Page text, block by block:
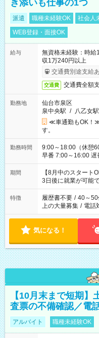
き添いも仕事の1つ
派遣 職種未経験OK 社会人
WEB登録・面接OK
給与
無資格未経験：時
収1万240円以上
交通費別途支給
交通費 交通費全額
勤務地
仙台市泉区
泉中央駅 / 八乙女駅
≪車通勤もOK！≫
す。
勤務時間
9:00～18:00（休憩60分） ■ご希望があれば下記シ
早番 7:00～16:00 遅番
と休みを合わせたい
「できれば残業は
ね。 ※Wワーク希望の方へ 今ご覧のお仕事で希望する勤務時間
と、もう1つのお仕
合は応募できません
期間
【8月中のスター
3日後に就業が可能
特徴 履歴書不要 / 40～50
上の大量募集 / 電話
気になる！
【10月末まで短期】
査票の不備確認／電
アルバイト 職種未経験OK